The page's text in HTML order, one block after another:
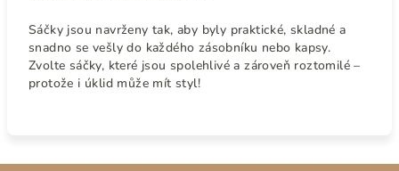
Sáčky jsou navrženy tak, aby byly praktické, skladné a
snadno se vešly do každého zásobníku nebo kapsy.
Zvolte sáčky, které jsou spolehlivé a zároveň roztomilé –
protože i úklid může mít styl!